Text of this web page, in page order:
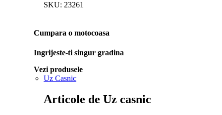
SKU: 23261
Cumpara o motocoasa
Ingrijeste-ti singur gradina
Vezi produsele
Uz Casnic
Articole de Uz casnic